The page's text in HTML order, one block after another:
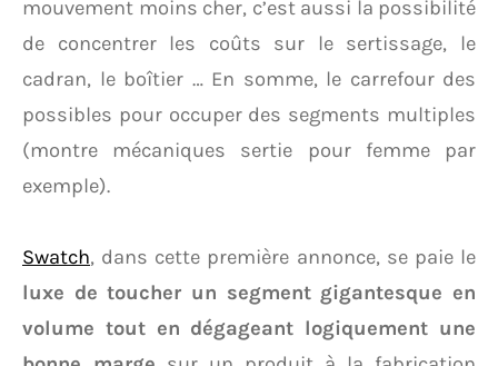
mouvement moins cher, c’est aussi la possibilité
de concentrer les coûts sur le sertissage, le
cadran, le boîtier … En somme, le carrefour des
possibles pour occuper des segments multiples
(montre mécaniques sertie pour femme par
exemple).
Swatch, dans cette première annonce, se paie le
luxe de toucher un segment gigantesque en
volume tout en dégageant logiquement une